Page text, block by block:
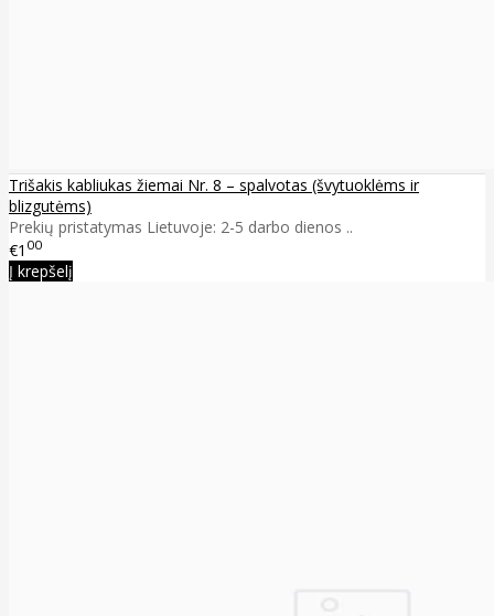
Trišakis kabliukas žiemai Nr. 8 – spalvotas (švytuoklėms ir
blizgutėms)
Prekių pristatymas Lietuvoje: 2-5 darbo dienos ..
€1 00
Į krepšelį